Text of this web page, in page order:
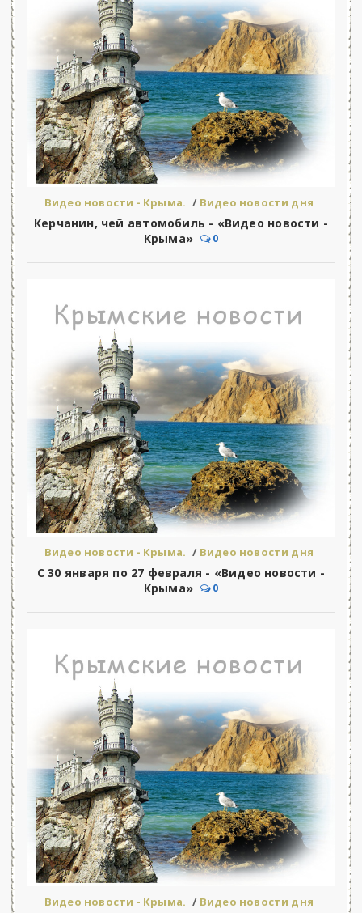
Видео новости - Крыма. / Видео новости дня
Керчанин, чей автомобиль - «Видео новости -
Крыма»
0
Видео новости - Крыма. / Видео новости дня
С 30 января по 27 февраля - «Видео новости -
Крыма»
0
Видео новости - Крыма. / Видео новости дня